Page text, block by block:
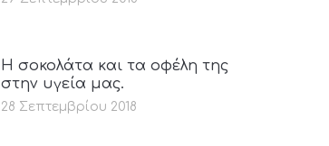
Η σοκολάτα και τα οφέλη της
στην υγεία μας.
28 Σεπτεμβρίου 2018